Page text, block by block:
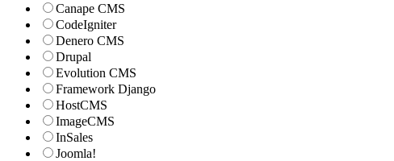
Canape CMS
CodeIgniter
Denero CMS
Drupal
Evolution CMS
Framework Django
HostCMS
ImageCMS
InSales
Joomla!